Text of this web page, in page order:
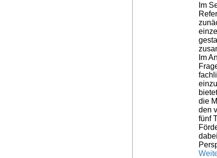
Im
Im
die
den
fünf